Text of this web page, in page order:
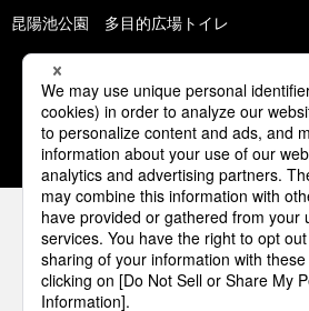
昆陽池公園 多目的広場トイレ
1 2 3 4
パナソニックの電気設備